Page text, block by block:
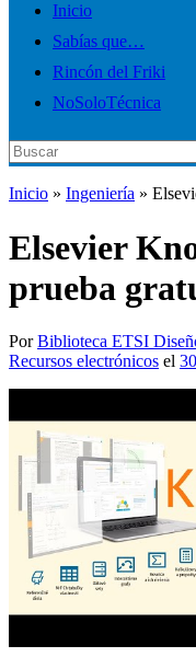
Inicio
Sabías que…
Rincón del Friki
NoSoloTécnica
Buscar:
Inicio » Ingeniería »
Elsevier
prueba
PorBiblioteca ETSI
Recursos electrónicos el